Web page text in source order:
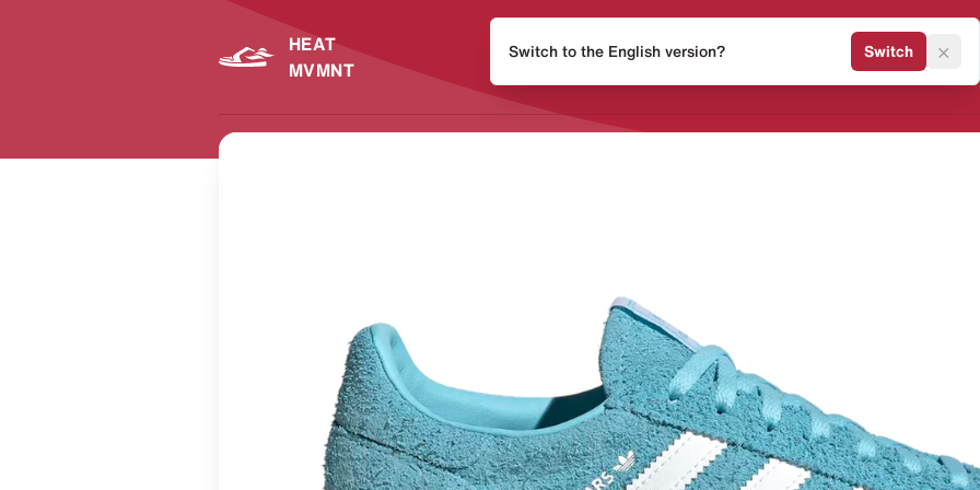
HEAT
MVMNT
Release Kalender Sneaker
Switch to the English version? Switch ×